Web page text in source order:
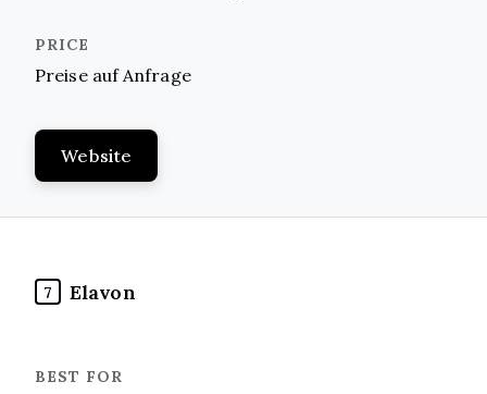
Preise auf Anfrage
Website
7 Elavon